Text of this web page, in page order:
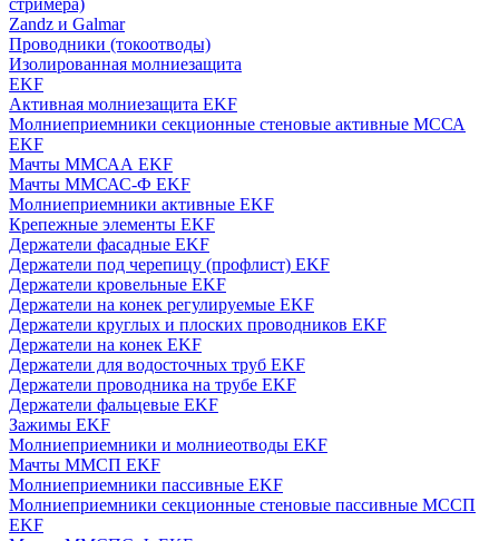
стримера)
Zandz и Galmar
Проводники (токоотводы)
Изолированная молниезащита
EKF
Активная молниезащита EKF
Молниеприемники секционные стеновые активные МССА
EKF
Мачты ММСАА EKF
Мачты ММСАС-Ф EKF
Молниеприемники активные EKF
Крепежные элементы EKF
Держатели фасадные EKF
Держатели под черепицу (профлист) EKF
Держатели кровельные EKF
Держатели на конек регулируемые EKF
Держатели круглых и плоских проводников EKF
Держатели на конек EKF
Держатели для водосточных труб EKF
Держатели проводника на трубе EKF
Держатели фальцевые EKF
Зажимы EKF
Молниеприемники и молниеотводы EKF
Мачты ММСП EKF
Молниеприемники пассивные EKF
Молниеприемники секционные стеновые пассивные МССП
EKF